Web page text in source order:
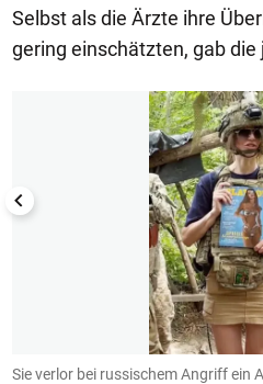
Selbst als die Ärzte ihre
gering einschätzten, gab
1/2
Sie verlor bei russischem Angriff ein